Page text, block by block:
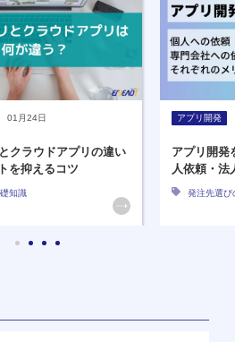
01月24日
クラウドアプリの違い
を抑えるコツ
知識
アプリ開発
アプリ開発
人依頼・法
発注先選び